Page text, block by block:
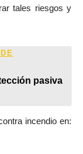
tales riesgos y
pasiva
incendio en: